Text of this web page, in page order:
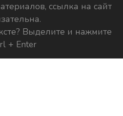
ссылка на сайт
Выделите и нажмите
+ Enter